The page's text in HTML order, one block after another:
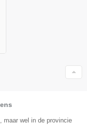
maar wel in de provincie